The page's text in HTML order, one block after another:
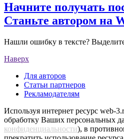
Начните получать
Станьте автором на
Нашли ошибку в тексте?
Наверх
Для авторов
Статьи партнеров
Рекламодателям
Используя интернет ресурс web-
обработку Ваших персональных
конфиденциальности), в